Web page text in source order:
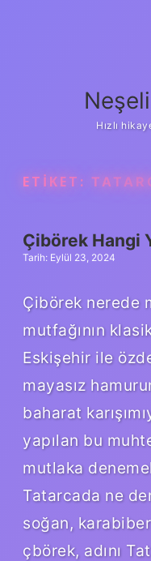
Hızlı
ETIKET:
Çibörek Hangi
Tarih: Eylül 23, 2024
Çibörek nerede
mutfağının
Eskişehir ile
mayasız
baharat
yapılan bu
mutlaka
Tatarcada ne
soğan,
çbörek, adını